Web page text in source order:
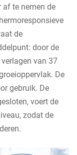
af te nemen de
de
door de
van 37
De
gebruik. De
voert de
zodat de